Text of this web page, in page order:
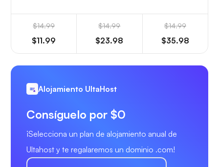
$14.99
$11.99
$14.99
$23.98
$14.99
$35.98
Alojamiento UltaHost
Consíguelo por $0
¡Selecciona un plan de alojamiento anual de
Ultahost y te regalaremos un dominio .com!